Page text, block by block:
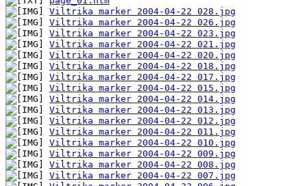
Viltrika marker 2004-04-22 028.jpg
Viltrika marker 2004-04-22 026.jpg
Viltrika marker 2004-04-22 023.jpg
Viltrika marker 2004-04-22 021.jpg
Viltrika marker 2004-04-22 020.jpg
Viltrika marker 2004-04-22 018.jpg
Viltrika marker 2004-04-22 017.jpg
Viltrika marker 2004-04-22 015.jpg
Viltrika marker 2004-04-22 014.jpg
Viltrika marker 2004-04-22 013.jpg
Viltrika marker 2004-04-22 012.jpg
Viltrika marker 2004-04-22 011.jpg
Viltrika marker 2004-04-22 010.jpg
Viltrika marker 2004-04-22 009.jpg
Viltrika marker 2004-04-22 008.jpg
Viltrika marker 2004-04-22 007.jpg